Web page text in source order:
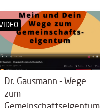
Dr. Gausmann - Wege
zum
Gemeinschaftseigentum